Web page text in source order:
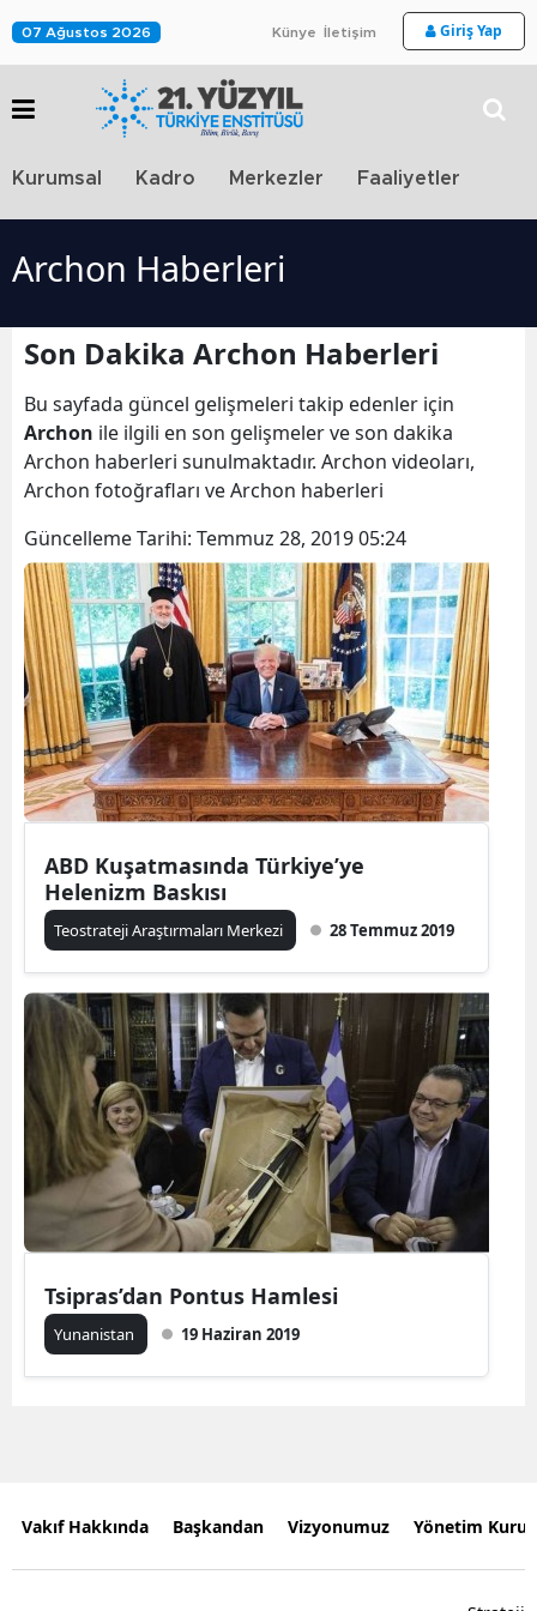
07 Ağustos 2026 Künye İletişim Giriş Yap
Kurumsal Kadro Merkezler Faaliyetler
Archon Haberleri
Son Dakika Archon Haberleri
Bu sayfada güncel gelişmeleri takip edenler için
Archon ile ilgili en son gelişmeler ve son dakika
Archon haberleri sunulmaktadır. Archon videoları,
Archon fotoğrafları ve Archon haberleri
Güncelleme Tarihi: Temmuz 28, 2019 05:24
ABD Kuşatmasında Türkiye’ye
Helenizm Baskısı
Teostrateji Araştırmaları Merkezi 28 Temmuz 2019
Tsipras’dan Pontus Hamlesi
Yunanistan 19 Haziran 2019
Vakıf Hakkında Başkandan Vizyonumuz Yönetim